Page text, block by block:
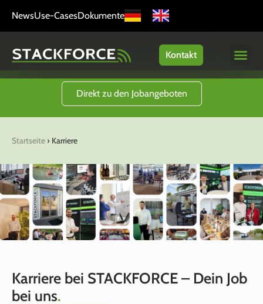
NewsUse-CasesDokumente
Kontakt
Direkt zu den Jobangeboten
Startseite › Karriere
Karriere bei STACKFORCE – Dein Job
bei uns.